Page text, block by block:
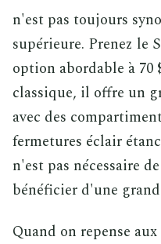
n'est pas toujours
supérieure. Prenez le
option abordable à 70
classique, il offre un
avec des
fermetures éclair
n'est pas nécessaire
bénéficier d'une
Quand on repense